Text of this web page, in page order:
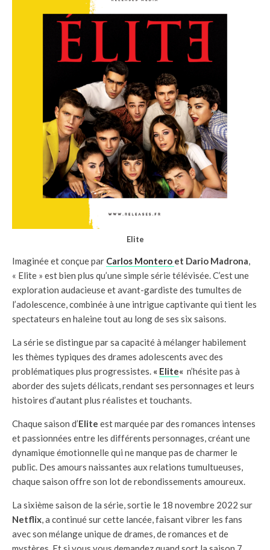
Elite
Imaginée et conçue par Carlos Montero et Dario Madrona,
« Elite » est bien plus qu’une simple série télévisée. C’est une
exploration audacieuse et avant-gardiste des tumultes de
l’adolescence, combinée à une intrigue captivante qui tient les
spectateurs en haleine tout au long de ses six saisons.
La série se distingue par sa capacité à mélanger habilement
les thèmes typiques des drames adolescents avec des
problématiques plus progressistes. « Elite« n’hésite pas à
aborder des sujets délicats, rendant ses personnages et leurs
histoires d’autant plus réalistes et touchants.
Chaque saison d’Elite est marquée par des romances intenses
et passionnées entre les différents personnages, créant une
dynamique émotionnelle qui ne manque pas de charmer le
public. Des amours naissantes aux relations tumultueuses,
chaque saison offre son lot de rebondissements amoureux.
La sixième saison de la série, sortie le 18 novembre 2022 sur
Netflix, a continué sur cette lancée, faisant vibrer les fans
avec son mélange unique de drames, de romances et de